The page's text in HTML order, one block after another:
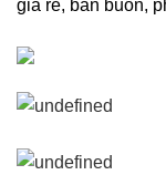
giá rẻ, bán buôn,